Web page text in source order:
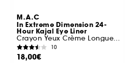
M.A.C
In Extreme Dimension 24-
Hour Kajal Eye Liner
Crayon Yeux Crème Longue Tenue
10
18,00€